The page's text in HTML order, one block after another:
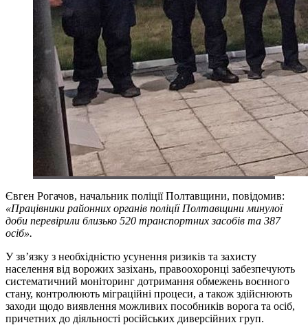
Євген Рогачов, начальник поліції Полтавщини, повідомив:
«Працівники районних органів поліції Полтавщини минулої
доби перевірили близько 520 транспортних засобів та 387
осіб».
У зв’язку з необхідністю усунення ризиків та захисту
населення від ворожих зазіхань, правоохоронці забезпечують
систематичний моніторинг дотримання обмежень воєнного
стану, контролюють міграційні процеси, а також здійснюють
заходи щодо виявлення можливих пособників ворога та осіб,
причетних до діяльності російських диверсійних груп.